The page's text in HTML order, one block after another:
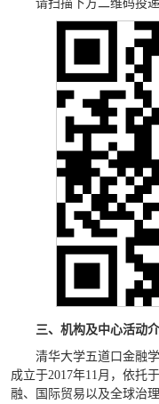
请扫描下方二维码投递
三、机构及中心活动
清华大学五道口金融
成立于2017年11 月，依托
融、国际贸易以及全球治